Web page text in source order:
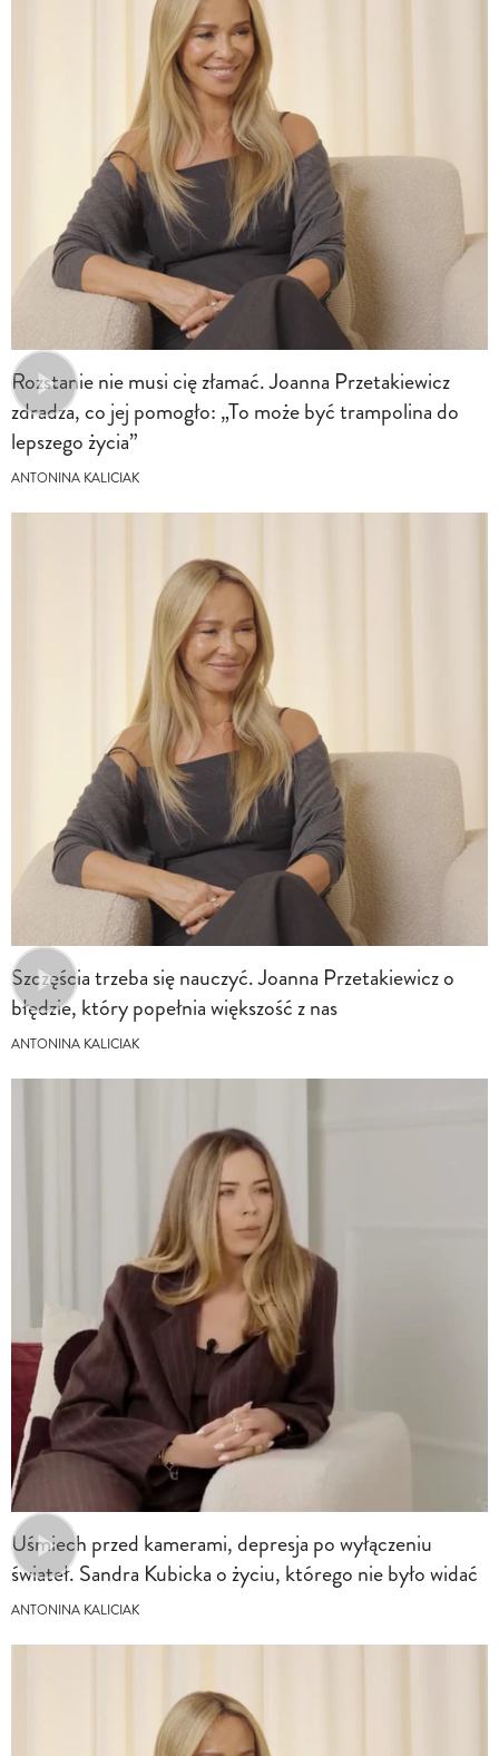
Rozstanie nie musi cię złamać. Joanna Przetakiewicz
zdradza, co jej pomogło: „To może być trampolina do
lepszego życia”
ANTONINA KALICIAK
Szczęścia trzeba się nauczyć. Joanna Przetakiewicz o
błędzie, który popełnia większość z nas
ANTONINA KALICIAK
Uśmiech przed kamerami, depresja po wyłączeniu
świateł. Sandra Kubicka o życiu, którego nie było widać
ANTONINA KALICIAK